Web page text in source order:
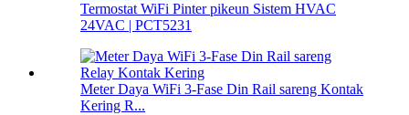
Termostat WiFi Pinter pikeun Sistem HVAC
24VAC | PCT5231
Meter Daya WiFi 3-Fase Din Rail sareng Kontak
Kering R...